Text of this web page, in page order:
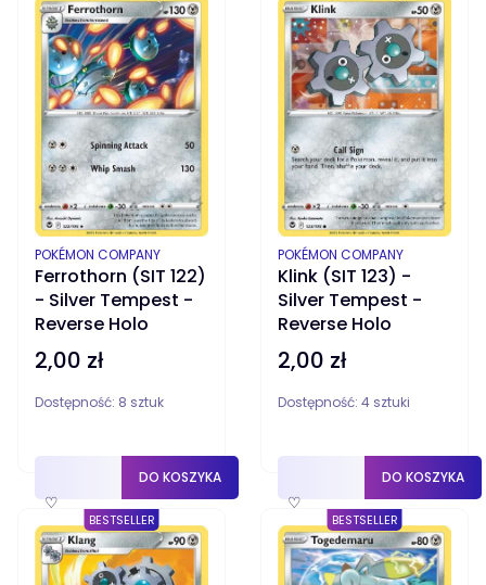
Ferrothorn (SIT 122)
- Silver Tempest -
Reverse Holo
PRODUCENT
POKÉMON COMPANY
Cena
2,00 zł
Dostępność: 8 sztuk
♡
DO KOSZYKA
Klink (SIT 123) -
Silver Tempest -
Reverse Holo
PRODUCENT
POKÉMON COMPANY
Cena
2,00 zł
Dostępność: 4 sztuki
♡
DO KOSZYKA
BESTSELLER BESTSELLER